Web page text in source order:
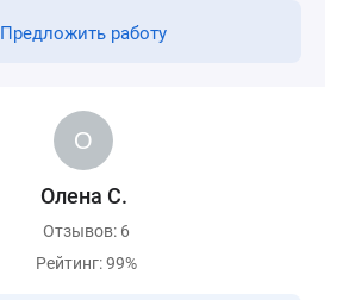
Предложить работу
Олена С.
Отзывов: 6
Рейтинг: 99%